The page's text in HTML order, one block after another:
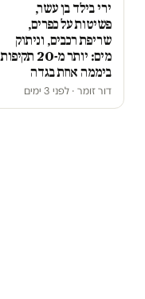
ירי בילד בן עשר,
פשיטות על כפרים,
שריפת רכבים, וניתוק
מים: יותר מ-20 תקיפות
ביממה אחת בגדה
דור זומר · לפני 3 ימים